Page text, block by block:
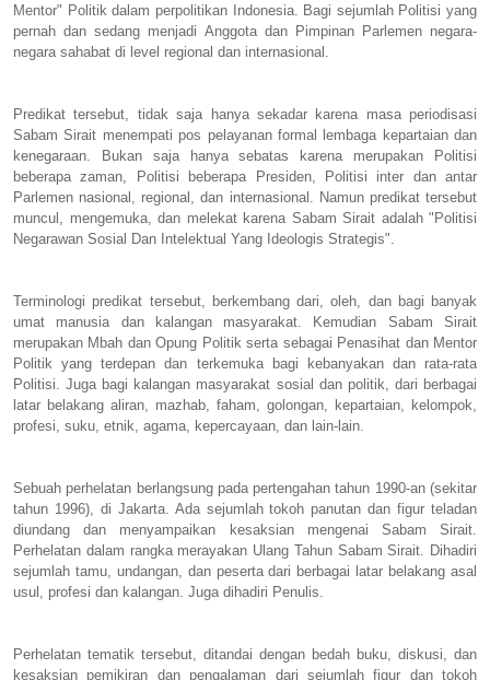
Mentor" Politik dalam perpolitikan Indonesia. Bagi sejumlah Politisi yang
pernah dan sedang menjadi Anggota dan Pimpinan Parlemen negara-
negara sahabat di level regional dan internasional.
Predikat tersebut, tidak saja hanya sekadar karena masa periodisasi
Sabam Sirait menempati pos pelayanan formal lembaga kepartaian dan
kenegaraan. Bukan saja hanya sebatas karena merupakan Politisi
beberapa zaman, Politisi beberapa Presiden, Politisi inter dan antar
Parlemen nasional, regional, dan internasional. Namun predikat tersebut
muncul, mengemuka, dan melekat karena Sabam Sirait adalah "Politisi
Negarawan Sosial Dan Intelektual Yang Ideologis Strategis".
Terminologi predikat tersebut, berkembang dari, oleh, dan bagi banyak
umat manusia dan kalangan masyarakat. Kemudian Sabam Sirait
merupakan Mbah dan Opung Politik serta sebagai Penasihat dan Mentor
Politik yang terdepan dan terkemuka bagi kebanyakan dan rata-rata
Politisi. Juga bagi kalangan masyarakat sosial dan politik, dari berbagai
latar belakang aliran, mazhab, faham, golongan, kepartaian, kelompok,
profesi, suku, etnik, agama, kepercayaan, dan lain-lain.
Sebuah perhelatan berlangsung pada pertengahan tahun 1990-an (sekitar
tahun 1996), di Jakarta. Ada sejumlah tokoh panutan dan figur teladan
diundang dan menyampaikan kesaksian mengenai Sabam Sirait.
Perhelatan dalam rangka merayakan Ulang Tahun Sabam Sirait. Dihadiri
sejumlah tamu, undangan, dan peserta dari berbagai latar belakang asal
usul, profesi dan kalangan. Juga dihadiri Penulis.
Perhelatan tematik tersebut, ditandai dengan bedah buku, diskusi, dan
kesaksian pemikiran dan pengalaman dari sejumlah figur dan tokoh